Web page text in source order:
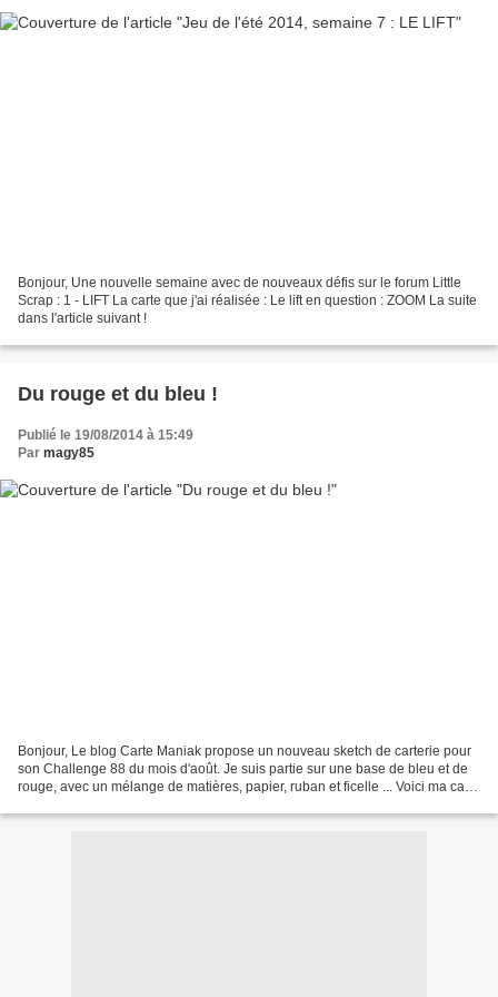
Bonjour, Une nouvelle semaine avec de nouveaux défis sur le forum Little
Scrap : 1 - LIFT La carte que j'ai réalisée : Le lift en question : ZOOM La suite
dans l'article suivant !
Du rouge et du bleu !
Publié le 19/08/2014 à 15:49
Par magy85
Bonjour, Le blog Carte Maniak propose un nouveau sketch de carterie pour
son Challenge 88 du mois d'août. Je suis partie sur une base de bleu et de
rouge, avec un mélange de matières, papier, ruban et ficelle ... Voici ma carte